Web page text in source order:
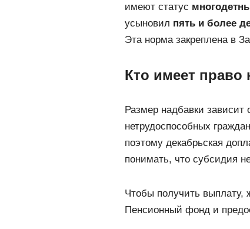
имеют статус
усыновил пять и более
Эта норма закреплена в
Кто имеет право
Размер надбавки
нетрудоспособных
поэтому декабрьская
понимать, что субсидия
Чтобы получить выплату,
Пенсионный фонд и